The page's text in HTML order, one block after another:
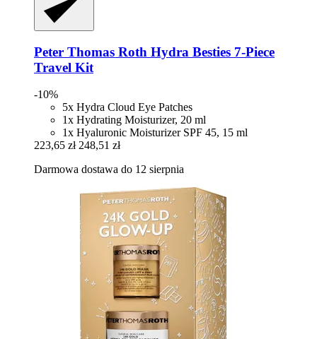
Peter Thomas Roth Hydra Besties 7-​Piece
Travel Kit
-10%
5x Hydra Cloud Eye Patches
1x Hydrating Moisturizer, 20 ml
1x Hyaluronic Moisturizer SPF 45, 15 ml
223,65 zł 248,51 zł
Darmowa dostawa do 12 sierpnia